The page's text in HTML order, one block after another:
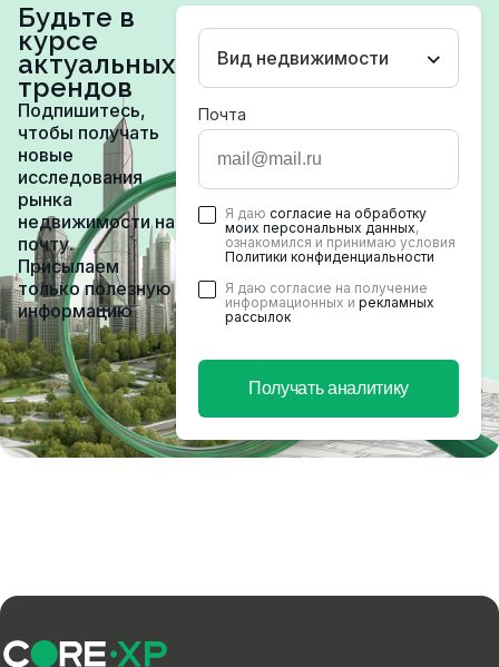
Будьте в
курсе
актуальных
трендов
Подпишитесь,
чтобы получать
новые
исследования
рынка
недвижимости на
почту.
Присылаем
только полезную
информацию
Вид недвижимости
Почта
Я даю согласие на обработку
моих персональных данных,
ознакомился и принимаю условия
Политики конфиденциальности
Я даю согласие на получение
информационных и рекламных
рассылок
Получать аналитику